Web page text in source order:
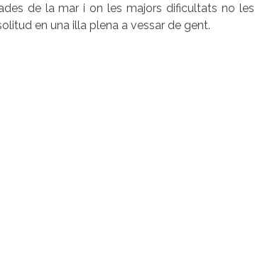
de la mar i on les majors dificultats no les
en una illa plena a vessar de gent.